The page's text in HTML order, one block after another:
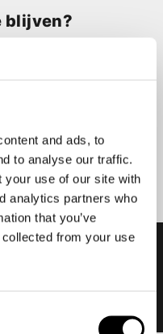
and ads, to
to analyse our traffic.
your use of our site with
analytics partners who
that you’ve
from your use
blijven?